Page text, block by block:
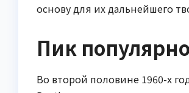
основу для их дальнейшего
Пик
Во второй половине 1960-х